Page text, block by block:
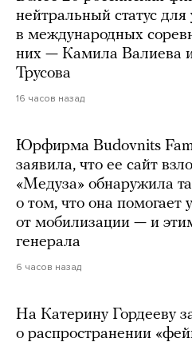
нейтральный статус для
в международных
них — Камила Валиева
Трусова
16 часов назад
Юрфирма Budovnits
заявила, что ее сайт
«Медуза» обнаружила
о том, что она помогает
от мобилизации — и
генерала
6 часов назад
На Катерину Гордееву
о распространении